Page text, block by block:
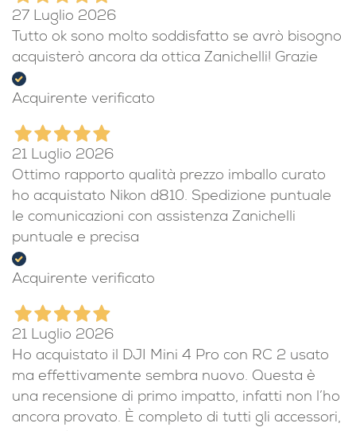
27 Luglio 2026
Tutto ok sono molto soddisfatto se avrò bisogno
acquisterò ancora da ottica Zanichelli! Grazie
Acquirente verificato
21 Luglio 2026
Ottimo rapporto qualità prezzo imballo curato
ho acquistato Nikon d810. Spedizione puntuale
le comunicazioni con assistenza Zanichelli
puntuale e precisa
Acquirente verificato
21 Luglio 2026
Ho acquistato il DJI Mini 4 Pro con RC 2 usato
ma effettivamente sembra nuovo. Questa è
una recensione di primo impatto, infatti non l’ho
ancora provato. È completo di tutti gli accessori,